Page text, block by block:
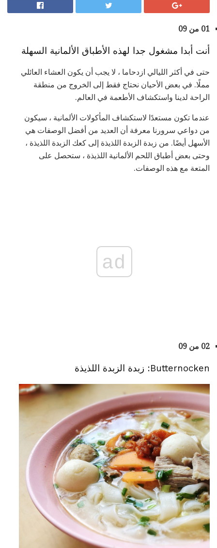
01 من 09
أنت أبدا مشغول جدا لهذه الأطباق الألمانية السهلة
حتى في أكثر الليالي ازدحاما ، لا يجب أن يكون العشاء العائلي
مملًا. في بعض الأحيان نحتاج فقط إلى الخروج من منطقة
الراحة لدينا واستكشاف الأطعمة في العالم.
عندما تكون مستعدًا لاستكشاف المأكولات الألمانية ، سيكون
من دواعي سرورنا معرفة أن العديد من أفضل الوصفات هي
الأسهل أيضًا. من زبدة الزبدة اللذيذة إلى كعك الزبدة اللذيذة ،
وحتى بعض أطباق اللحم الألمانية اللذيذة ، ستحصل على
المتعة مع هذه الوصفات.
ad
02 من 09
Butternocken: زبدة الزبدة اللذيذة